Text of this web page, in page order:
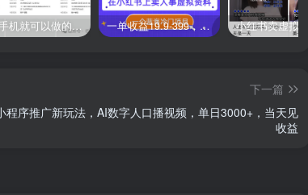
仅用手机就可以做的小项目，当天就能见钱，每天100-300 一单收益19.9-399，一个蓝海冷门项目，在小红书上卖人事虚拟资料
下一篇
程序推广新玩法，AI数字人口播视频，单日3000+，当天见
收益